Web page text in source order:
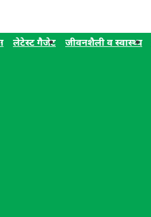
लेटेस्ट गैजेट जीवनशैली व स्वास्थ्य